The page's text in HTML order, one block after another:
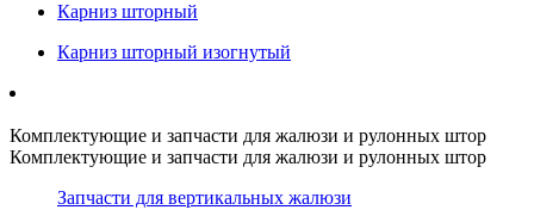
Карниз шторный
Карниз шторный изогнутый
Комплектующие и запчасти для жалюзи и рулонных штор
Комплектующие и запчасти для жалюзи и рулонных штор
Запчасти для вертикальных жалюзи